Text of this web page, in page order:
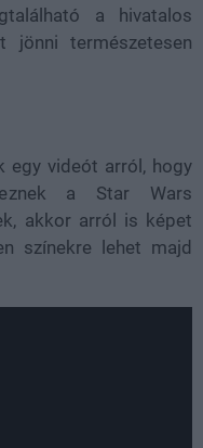
a hivatalos
jönni természetesen
egy videót arról, hogy
a Star Wars
akkor arról is képet
színekre lehet majd